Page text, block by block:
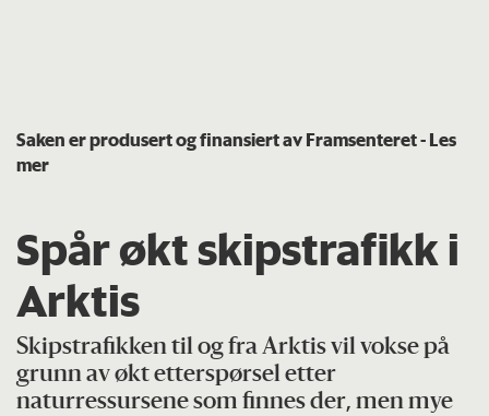
Saken er produsert og finansiert av Framsenteret- Les
mer
Spår økt skipstrafikk i
Arktis
Skipstrafikken til og fra Arktis vil vokse på
grunn av økt etterspørsel etter
naturressursene som finnes der, men mye